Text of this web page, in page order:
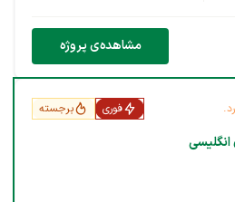
مشاهده‌ی پروژه
فوری برجسته